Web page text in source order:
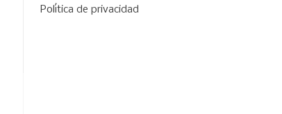
Política de privacidad